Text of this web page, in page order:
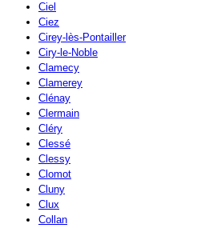
Ciel
Ciez
Cirey-lès-Pontailler
Ciry-le-Noble
Clamecy
Clamerey
Clénay
Clermain
Cléry
Clessé
Clessy
Clomot
Cluny
Clux
Collan